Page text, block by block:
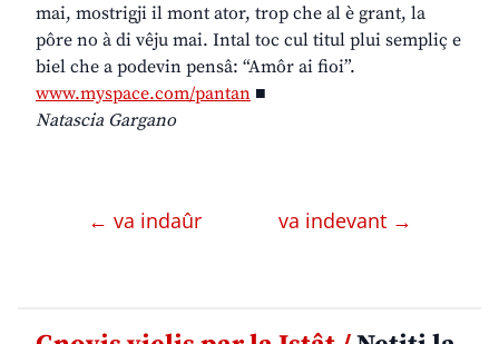
mai, mostrigji il mont ator, trop che al è grant, la
pôre no à di vêju mai. Intal toc cul titul plui sempliç e
biel che a podevin pensâ: “Amôr ai fioi”.
www.myspace.com/pantan ■
Natascia Gargano
← va indaûr va indevant →